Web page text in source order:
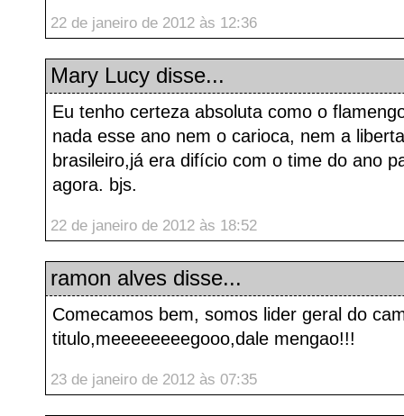
22 de janeiro de 2012 às 12:36
Mary Lucy disse...
Eu tenho certeza absoluta como o
nada esse ano nem o carioca, nem a
brasileiro,já era difício com o time do ano
agora. bjs.
22 de janeiro de 2012 às 18:52
ramon alves disse...
Comecamos bem, somos lider geral do
titulo,meeeeeeeegooo,dale mengao!!!
23 de janeiro de 2012 às 07:35